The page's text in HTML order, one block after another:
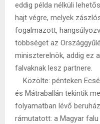
eddig példa nélküli
hajt végre, melyek
fogalmazott,
többséget az
miniszterelnök, addig ez
falvaknak lesz partnere.
Közölte: pénteken
és Mátraballán tekintik
folyamatban lévő
rámutatott: a Magyar